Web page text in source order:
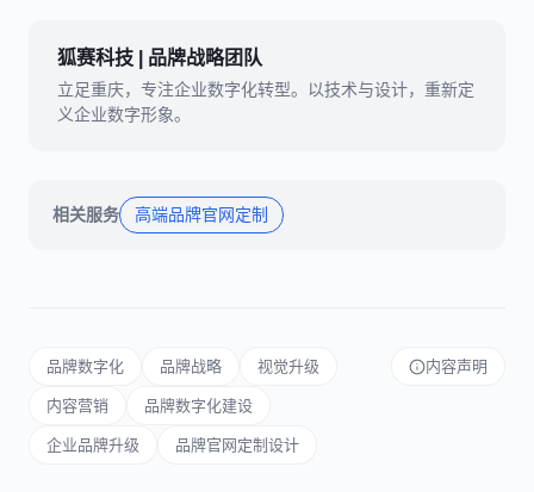
狐赛科技 | 品牌战略团队
立足重庆，专注企业数字化转型。以技术与设计，重新定
义企业数字形象。
相关服务 高端品牌官网定制
品牌数字化 品牌战略 视觉升级
内容营销 品牌数字化建设
企业品牌升级 品牌官网定制设计
内容声明